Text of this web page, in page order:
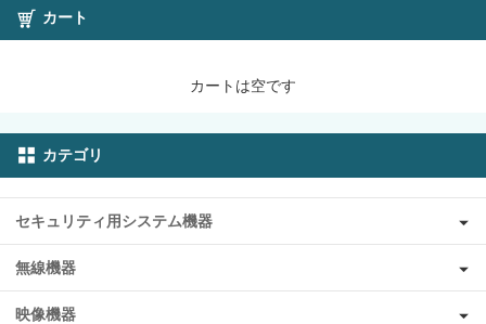
カート
カートは空です
カテゴリ
セキュリティ用システム機器
無線機器
映像機器